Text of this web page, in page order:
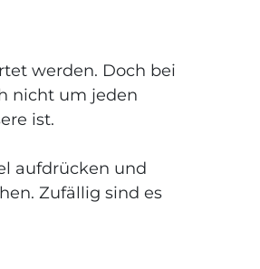
werden. Doch bei
nicht um jeden
ist.
aufdrücken und
Zufällig sind es